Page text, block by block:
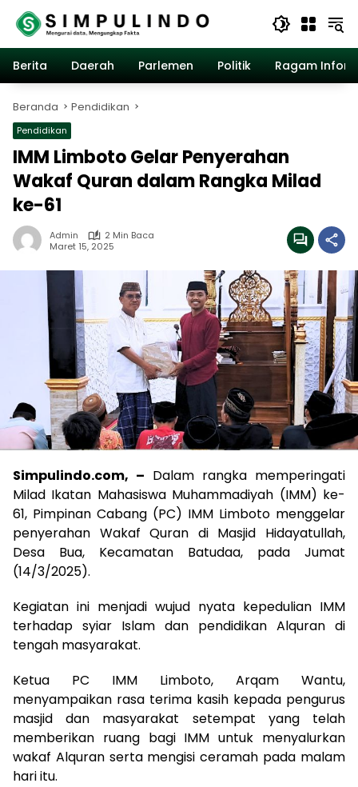
Langsung
konten
Berita
Daerah Parlemen Politik Ragam
Beranda Pendidikan
Pendidikan
IMM Limboto Gelar Penyerahan
Wakaf Quran dalam Rangka Milad
ke-61
Admin
2 Min Baca
Maret 15, 2025
Simpulindo.com, – Dalam rangka memperingati
Milad Ikatan Mahasiswa Muhammadiyah (IMM) ke-
61, Pimpinan Cabang (PC) IMM Limboto menggelar
penyerahan Wakaf Quran di Masjid Hidayatullah,
Desa Bua, Kecamatan Batudaa, pada Jumat
(14/3/2025).
Kegiatan ini menjadi wujud nyata kepedulian IMM
terhadap syiar Islam dan pendidikan Alquran di
tengah masyarakat.
Ketua PC IMM Limboto, Arqam Wantu,
menyampaikan rasa terima kasih kepada pengurus
masjid dan masyarakat setempat yang telah
memberikan ruang bagi IMM untuk menyalurkan
wakaf Alquran serta mengisi ceramah pada malam
hari itu.